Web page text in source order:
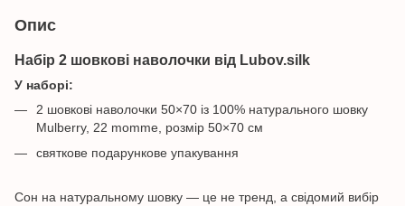
Опис
Набір 2 шовкові наволочки від Lubov.silk
У наборі:
2 шовкові наволочки 50×70 із 100% натурального шовку
Mulberry, 22 momme, розмір 50×70 см
святкове подарункове упакування
Сон на натуральному шовку — це не тренд, а свідомий вибір